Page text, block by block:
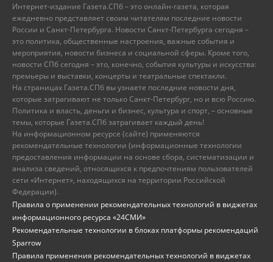
Интернет-издание Газета.СПб – это онлайн-газета, которая
ежедневно представляет своим читателям последние новости
России и Санкт-Петербурга. Новости Санкт-Петербурга сегодня –
это политика, общественные настроения, важные события и
мероприятия, новости бизнеса и социальной сферы. Кроме того,
новости СПб сегодня – это, конечно, события культуры и искусства:
премьеры и выставки, концерты и театральные спектакли.
На страницах Газета.СПб вы узнаете последние новости дня,
которые затрагивают не только Санкт-Петербург, но и всю Россию.
Политика и власть, деньги и бизнес, культура и спорт, – основные
темы, которые Газета.СПб затрагивает каждый день!
На информационном ресурсе (сайте) применяются
рекомендательные технологии (информационные технологии
предоставления информации на основе сбора, систематизации и
анализа сведений, относящихся к предпочтениям пользователей
сети «Интернет», находящихся на территории Российской
Федерации).
Правила о применении рекомендательных технологий в виджетах
информационного ресурса «24СМИ»
Рекомендательные технологии в блоках платформы рекомендаций
Sparrow
Правила применения рекомендательных технологий в виджетах